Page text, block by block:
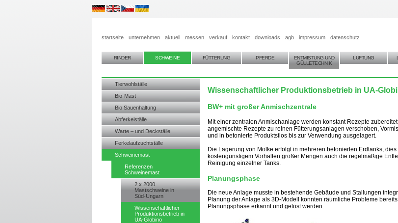
startseite unternehmen aktuell messen verkauf kontakt downloads agb impressum datenschutz
RINDER SCHWEINE FÜTTERUNG PFERDE
ENTMISTUNG UND
GÜLLETECHNIK
LÜFTUNG
Tierwohlställe
Bio-Mast
Bio Sauenhaltung
Abferkelställe
Warte – und Deckställe
Ferkelaufzuchtställe
Schweinemast
Referenzen
Schweinemast
2 x 2000
Mastschweine in
Süd-Ungarn
Wissenschaftlicher
Produktionsbetrieb in
UA-Globino
Wissenschaftlicher Produktionsbetrieb in UA-
BW+ mit großer Anmischzentrale
Mit einer zentralen Anmischanlage werden konstant Rezepte
angemischte Rezepte zu reinen Fütterungsanlagen verschoben,
und in betonierte Produktsilos bis zur Verwendung ausgelagert.
Die Lagerung von Molke erfolgt in mehreren betonierten Erdtanks,
kostengünstigem Vorhalten großer Mengen auch die regelmäßige
Reinigung einzelner Tanks.
Planungsphase
Die neue Anlage musste in bestehende Gebäude und Stallungen
Planung der Anlage als 3D-Modell konnten räumliche Probleme
Planungsphase erkannt und gelöst werden.